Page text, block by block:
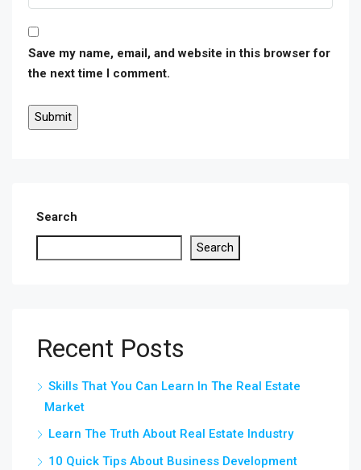
Save my name, email, and website in this browser for
the next time I comment.
Search
Search
Recent Posts
Skills That You Can Learn In The Real Estate
Market
Learn The Truth About Real Estate Industry
10 Quick Tips About Business Development